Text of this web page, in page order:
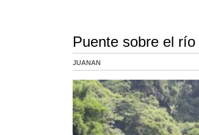
Puente sobre el río
JUANAN